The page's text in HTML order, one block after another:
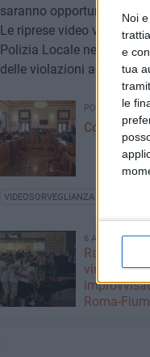
Noi
e
tua
le
saranno opportunamente
Le riprese video verranno
Polizia Locale
delle violazioni accertate.
POLITICA
Consiglio
VIDEOSORVEGLIANZA
6 AGOSTO 2026
Ragazzi
virali dopo
Roma-